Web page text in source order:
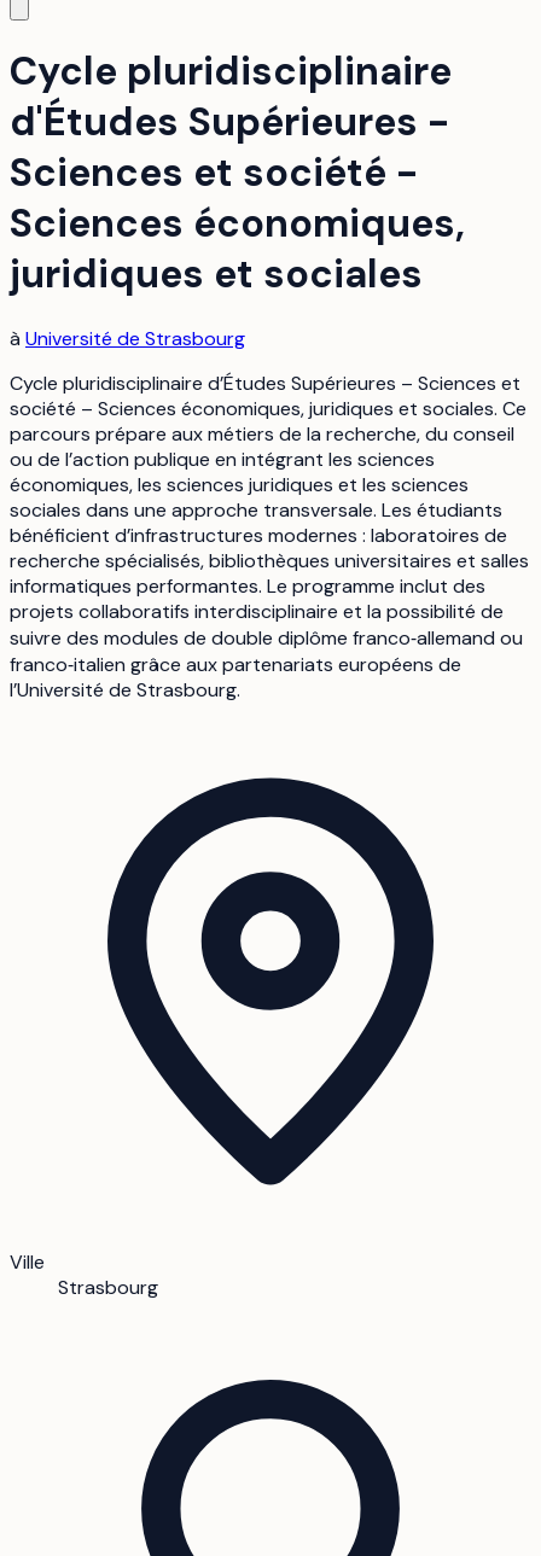
Cycle pluridisciplinaire
d'Études Supérieures -
Sciences et société -
Sciences économiques,
juridiques et sociales
à Université de Strasbourg
Cycle pluridisciplinaire d’Études Supérieures – Sciences et
société – Sciences économiques, juridiques et sociales. Ce
parcours prépare aux métiers de la recherche, du conseil
ou de l’action publique en intégrant les sciences
économiques, les sciences juridiques et les sciences
sociales dans une approche transversale. Les étudiants
bénéficient d’infrastructures modernes : laboratoires de
recherche spécialisés, bibliothèques universitaires et salles
informatiques performantes. Le programme inclut des
projets collaboratifs interdisciplinaire et la possibilité de
suivre des modules de double diplôme franco‑allemand ou
franco‑italien grâce aux partenariats européens de
l’Université de Strasbourg.
Ville
Strasbourg